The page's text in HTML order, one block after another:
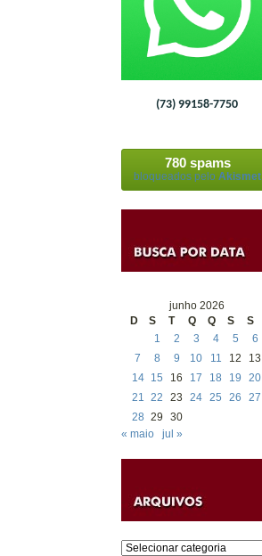
(73) 99158-7750
780 spams
bloqueados pelo Akismet
junho 2026
D
S T Q Q S
S
1
2 3 4 5
6
7
8 9 10 11 12
13
14
15 16 17 18 19
20
21
22 23 24 25 26
27
28 29
30
« maio
jul »
Categorias